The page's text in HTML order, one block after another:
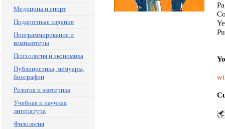
Медицина и спорт
Подарочные издания
Программирование и
компьютеры
Психология и экономика
Публицистика, мемуары,
биографии
Религия и эзотерика
Учебная и научная
литература
Филология